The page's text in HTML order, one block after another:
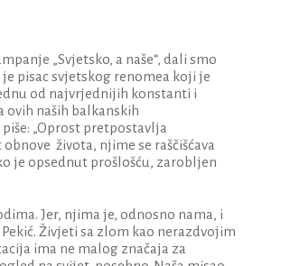
„Svjetsko, a naše“, dali smo
je pisac svjetskog renomea koji je
od najvrjednijih konstanti i
naših balkanskih
„Oprost pretpostavlja
života, njime se raščišćava
je opsednut prošlošću, zarobljen
Jer, njima je, odnosno nama, i
Živjeti sa zlom kao nerazdvojim
ima ne malog značaja za